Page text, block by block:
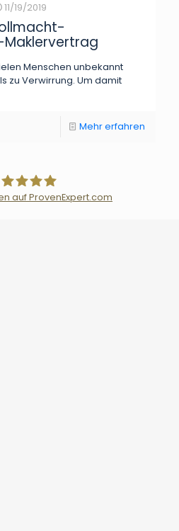
11/19/2019
Menschen unbekannt
zu Verwirrung. Um damit
Mehr erfahren
auf ProvenExpert.com